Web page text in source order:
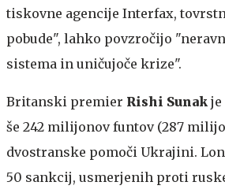
tiskovne agencije Interfax,
pobude", lahko povzročijo
sistema in uničujoče krize".
Britanski premier Rishi Sunak je
še 242 milijonov funtov (287
dvostranske pomoči Ukrajini.
50 sankcij, usmerjenih proti